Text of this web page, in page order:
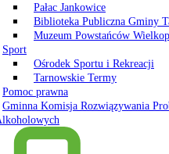
Pałac Jankowice
Biblioteka Publiczna Gminy
Muzeum Powstańców
Sport
Ośrodek Sportu i Rekreacji
Tarnowskie Termy
Pomoc prawna
Gminna Komisja Rozwiązywania